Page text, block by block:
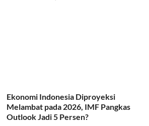
Ekonomi Indonesia Diproyeksi
Melambat pada 2026, IMF Pangkas
Outlook Jadi 5 Persen?